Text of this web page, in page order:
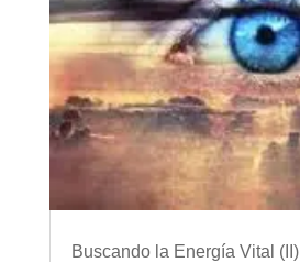
Buscando la Energía Vital (II)